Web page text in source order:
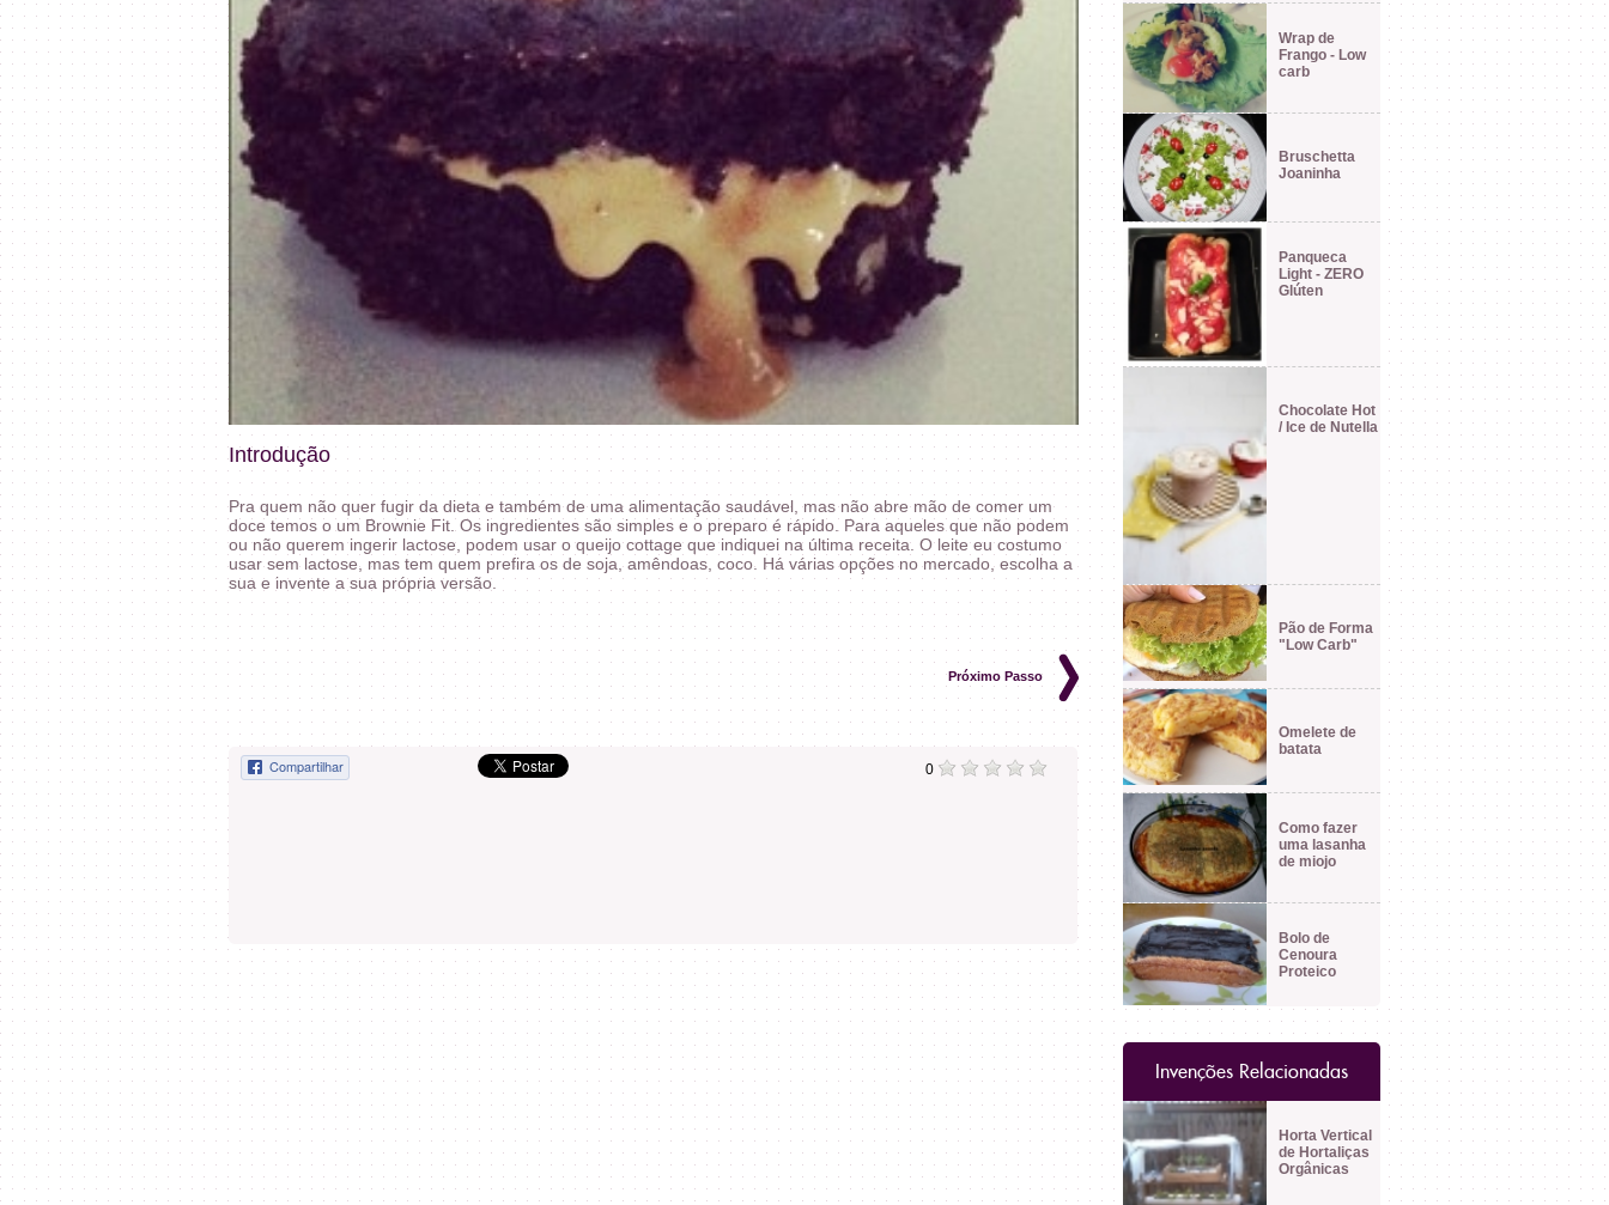
Introdução
Pra quem não quer fugir da dieta e também de uma alimentação saudável, mas não abre mão de comer um
doce temos o um Brownie Fit. Os ingredientes são simples e o preparo é rápido. Para aqueles que não podem
ou não querem ingerir lactose, podem usar o queijo cottage que indiquei na última receita. O leite eu costumo
usar sem lactose, mas tem quem prefira os de soja, amêndoas, coco. Há várias opções no mercado, escolha a
sua e invente a sua própria versão.
Próximo Passo
Compartilhar 0
Wrap de
Frango - Low
carb
Bruschetta
Joaninha
Panqueca
Light - ZERO
Glúten
Chocolate Hot
/ Ice de Nutella
Pão de Forma
"Low Carb"
Omelete de
batata
Como fazer
uma lasanha
de miojo
Bolo de
Cenoura
Proteico
Invenções Relacionadas
Horta Vertical
de Hortaliças
Orgânicas